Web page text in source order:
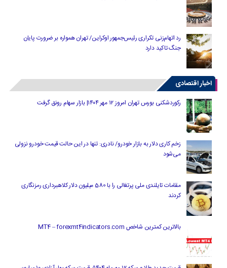
رد اتهام‌زنی تکراری رئیس‌جمهور اوکراین/ تهران همواره بر ضرورت پایان
جنگ تاکید دارد
اخبار اقتصادی
رکوردشکنی بورس تهران امروز ۱۲ مهر ۱۴۰۴| بازار سهام رونق گرفت
زخم کاری دلار به بازار خودرو/ نادری: تنها در این حالت قیمت خودرو نزولی
می‌شود
مقامات تایلندی ملی پرتغالی را با 580 میلیون دلار کلاهبرداری رمزنگاری
کردند
بالاترین کمترین شاخص MT4 – forexmt4indicators.com